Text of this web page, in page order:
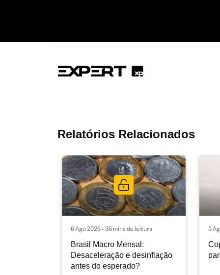
Relatórios Relacionados
6 Ago 2026 • 36 mins de leitura
Brasil Macro Mensal:
Desaceleração e desinflação
antes do esperado?
5